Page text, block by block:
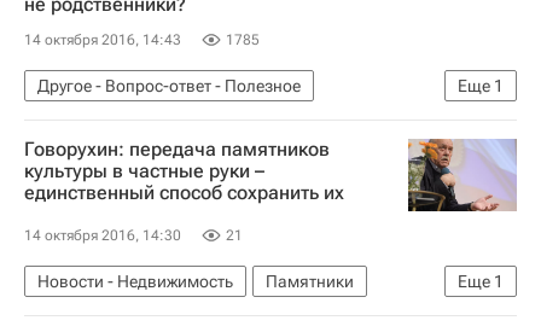
не родственники?
14 октября 2016, 14:43 1785
Еще 1
Другое - Вопрос-ответ - Полезное
Вопрос-ответ – РИА Недвижимость
Говорухин: передача памятников
культуры в частные руки –
единственный способ сохранить их
14 октября 2016, 14:30 21
Еще 1
Новости - Недвижимость
Памятники
Россия